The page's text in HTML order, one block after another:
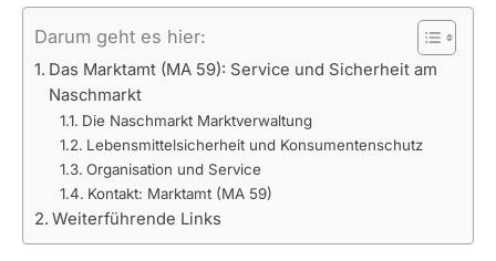
Darum geht es hier:
Das Marktamt (MA 59): Service und Sicherheit am
Naschmarkt
Die Naschmarkt Marktverwaltung
Lebensmittelsicherheit und Konsumentenschutz
Organisation und Service
Kontakt: Marktamt (MA 59)
Weiterführende Links